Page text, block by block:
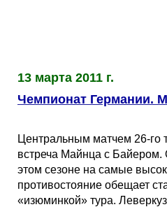
13 марта 2011 г.
Чемпионат Германии.
Центральным матчем 26-го
встреча Майнца с Байером.
этом сезоне на самые
противостояние обещает
«изюминкой» тура.